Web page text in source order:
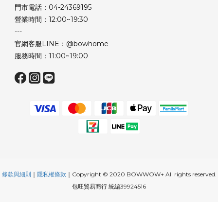
門市電話：04-24369195
營業時間：12:00~19:30
---
官網客服LINE：@bowhome
服務時間：11:00~19:00
條款與細則 ｜ 隱私權條款 ｜Copyright © 2020 BOWWOW+ All rights reserved.
包旺貿易商行 統編39924516